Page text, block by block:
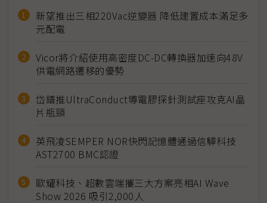
新望推出三相220Vac逆變器 降低建置成本滿足多
元配電
Vicor將介紹使用高密度DC-DC轉換器加速向48V
供電網路遷移的優勢
岱鐠推UltraConduct導電膠探針測試座攻克AI晶
片瓶頸
英飛凌SEMPER NOR快閃記憶體通過信驊科技
AST2700 BMC認證
歐耀科技、超數雲端攜三大方案亮相AI Wave
Show 2026 吸引2,000人